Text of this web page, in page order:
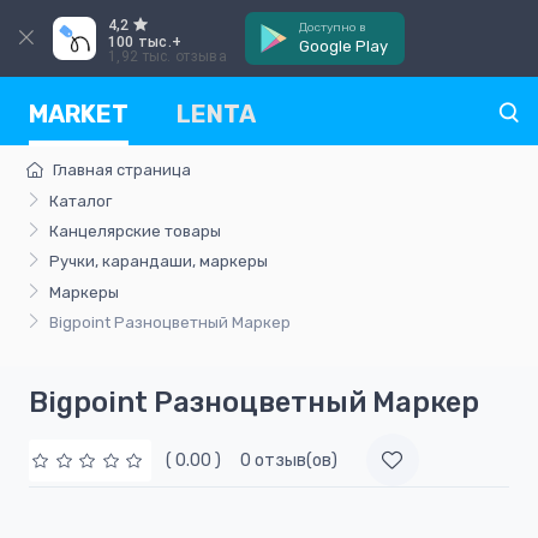
4,2
100 тыс.+
1,92 тыс. отзыва
Доступно в
Google Play
MARKET LENTA
Главная страница
Каталог
Канцелярские товары
Ручки, карандаши, маркеры
Маркеры
Bigpoint Разноцветный Маркер
Bigpoint Разноцветный Маркер
( 0.00 ) 0 отзыв(ов)